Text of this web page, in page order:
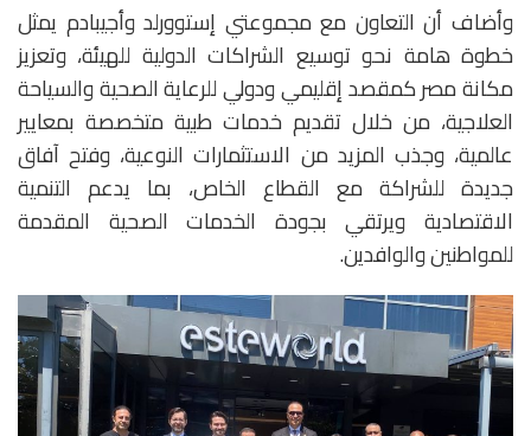
وأضاف أن التعاون مع مجموعتي إستوورلد وأجيبادم يمثل
خطوة هامة نحو توسيع الشراكات الدولية للهيئة، وتعزيز
مكانة مصر كمقصد إقليمي ودولي للرعاية الصحية والسياحة
العلاجية، من خلال تقديم خدمات طبية متخصصة بمعايير
عالمية، وجذب المزيد من الاستثمارات النوعية، وفتح آفاق
جديدة للشراكة مع القطاع الخاص، بما يدعم التنمية
الاقتصادية ويرتقي بجودة الخدمات الصحية المقدمة
للمواطنين والوافدين.